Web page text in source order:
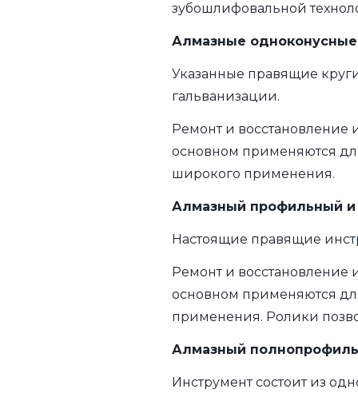
зубошлифовальной
Алмазные одноконусные
Указанные правящие
гальванизации.
Ремонт и восстановление
основном применяются
широкого применения.
Алмазный профильный и
Настоящие правящие
Ремонт и восстановление
основном применяются
применения. Ролики
Алмазный
Инструмент состоит из